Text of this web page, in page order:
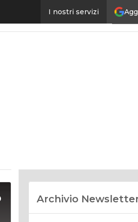
I nostri servizi
Archivio